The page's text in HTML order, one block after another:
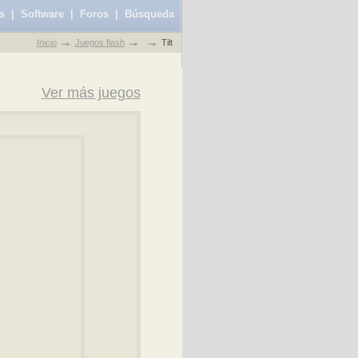
| Software| Foros| Búsqueda
Inicio Juegos flash Tilt
Ver más juegos